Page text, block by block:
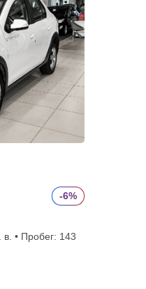
-6%
• Пробег: 143